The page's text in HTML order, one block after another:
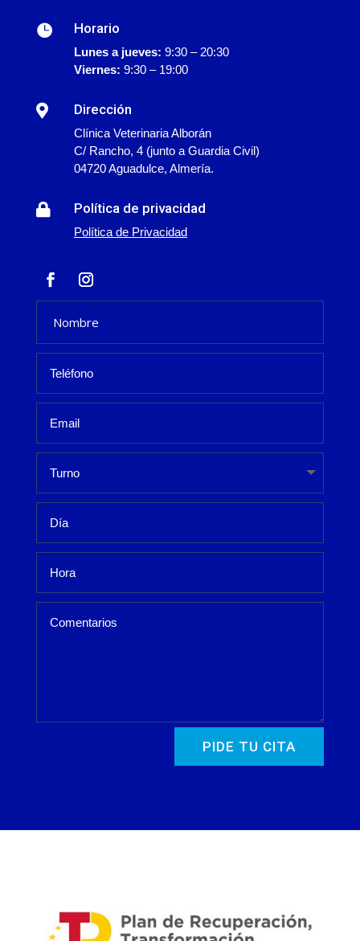
 Horario
Lunes a jueves: 9:30 – 20:30
Viernes: 9:30 – 19:00
 Dirección
Clínica Veterinaria Alborán
C/ Rancho, 4 (junto a Guardia Civil)
04720 Aguadulce, Almería.
 Política de privacidad
Política de Privacidad
PIDE TU CITA